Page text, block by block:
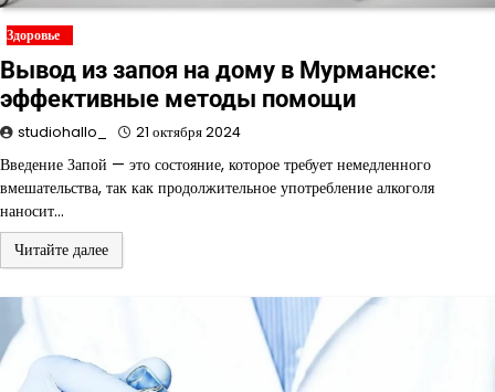
Здоровье
Вывод из запоя на дому в Мурманске:
эффективные методы помощи
studiohallo_ 21 октября 2024
Введение Запой — это состояние, которое требует немедленного
вмешательства, так как продолжительное употребление алкоголя
наносит…
Читайте далее